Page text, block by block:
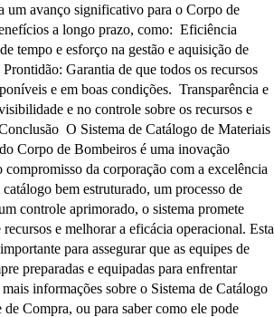
um avanço significativo para o Corpo de
a longo prazo, como: Eficiência
tempo e esforço na gestão e aquisição de
Garantia de que todos os recursos
e em boas condições. Transparência e
e no controle sobre os recursos e
O Sistema de Catálogo de Materiais
Corpo de Bombeiros é uma inovação
compromisso da corporação com a excelência
bem estruturado, um processo de
controle aprimorado, o sistema promete
e melhorar a eficácia operacional. Esta
para assegurar que as equipes de
preparadas e equipadas para enfrentar
informações sobre o Sistema de Catálogo
de Compra, ou para saber como ele pode